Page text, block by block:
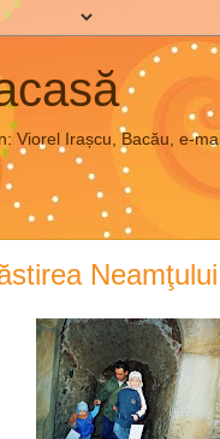
Viorel Irașcu, Bacău, e-
Neamţului